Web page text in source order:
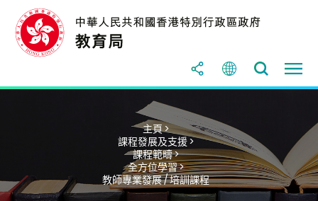
主頁 >
課程發展及支援 >
課程範疇 >
全方位學習 >
教師專業發展 / 培訓課程